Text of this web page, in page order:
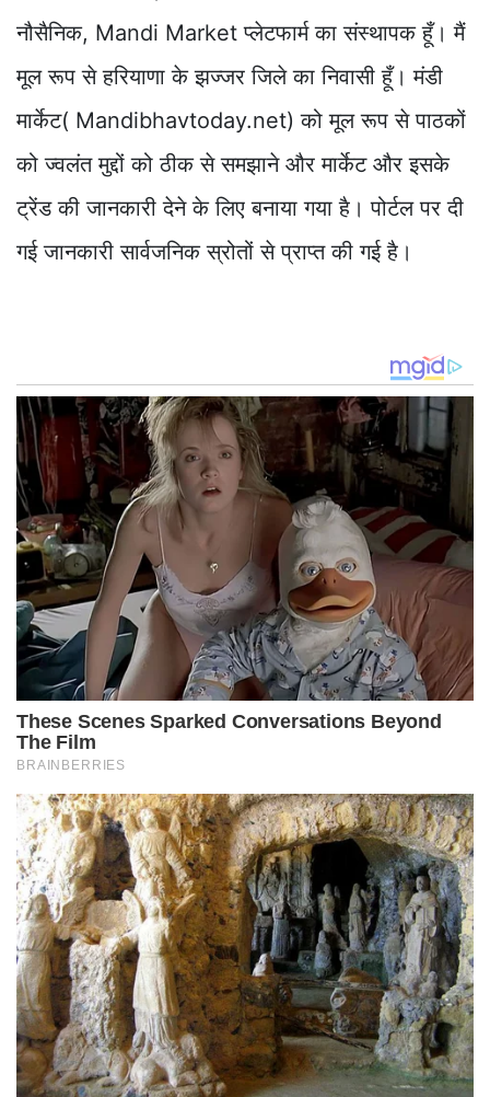
नौसैनिक, Mandi Market प्लेटफार्म का संस्थापक हूँ। मैं
मूल रूप से हरियाणा के झज्जर जिले का निवासी हूँ। मंडी
मार्केट( Mandibhavtoday.net) को मूल रूप से पाठकों
को ज्वलंत मुद्दों को ठीक से समझाने और मार्केट और इसके
ट्रेंड की जानकारी देने के लिए बनाया गया है। पोर्टल पर दी
गई जानकारी सार्वजनिक स्रोतों से प्राप्त की गई है।